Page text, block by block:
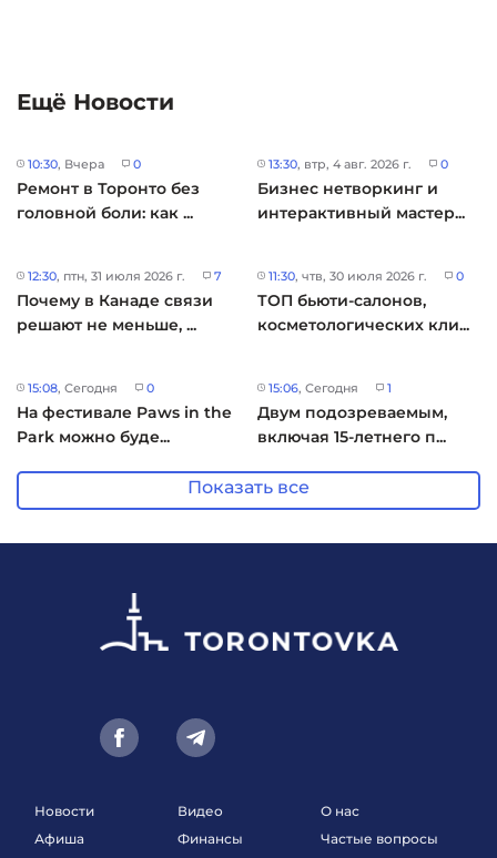
Ещё Новости
10:30, Вчера 0
Ремонт в Торонто без
головной боли: как ...
13:30, втр, 4 авг. 2026 г. 0
Бизнес нетворкинг и
интерактивный мастер...
12:30, птн, 31 июля 2026 г. 7
Почему в Канаде связи
решают не меньше, ...
11:30, чтв, 30 июля 2026 г. 0
ТОП бьюти-салонов,
косметологических кли...
15:08, Сегодня 0
На фестивале Paws in the
Park можно буде...
15:06, Сегодня 1
Двум подозреваемым,
включая 15-летнего п...
Показать все
Новости
Афиша
Видео
Финансы
О нас
Частые вопросы